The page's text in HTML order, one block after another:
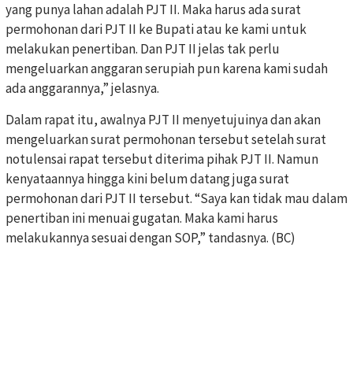
yang punya lahan adalah PJT II. Maka harus ada surat
permohonan dari PJT II ke Bupati atau ke kami untuk
melakukan penertiban. Dan PJT II jelas tak perlu
mengeluarkan anggaran serupiah pun karena kami sudah
ada anggarannya,” jelasnya.
Dalam rapat itu, awalnya PJT II menyetujuinya dan akan
mengeluarkan surat permohonan tersebut setelah surat
notulensai rapat tersebut diterima pihak PJT II. Namun
kenyataannya hingga kini belum datang juga surat
permohonan dari PJT II tersebut. “Saya kan tidak mau dalam
penertiban ini menuai gugatan. Maka kami harus
melakukannya sesuai dengan SOP,” tandasnya. (BC)